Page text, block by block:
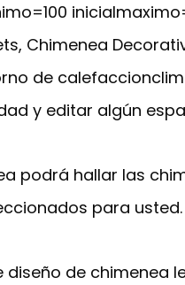
Chimenea
de
y editar algún
podrá hallar las
para usted.
diseño de chimenea